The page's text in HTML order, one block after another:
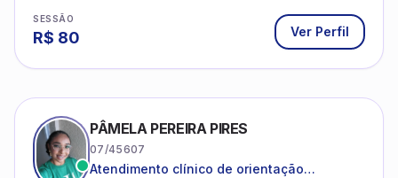
SESSÃO
R$ 80 Ver Perfil
PÂMELA PEREIRA PIRES
07/45607
Atendimento clínico de orientação